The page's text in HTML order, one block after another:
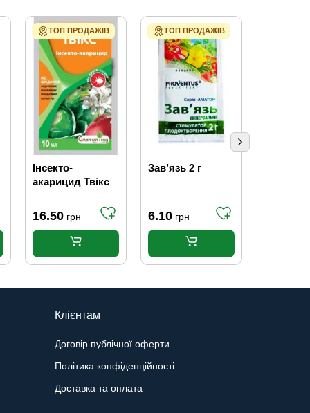
ТОП ПРОДАЖІВ
Інсекто-
акарицид Твікс
16.50 грн
ТОП ПРОДАЖІВ
Зав’язь 2 г
6.10 грн
Клієнтам
Договір публічної оферти
Політика конфіденційності
Доставка та оплата